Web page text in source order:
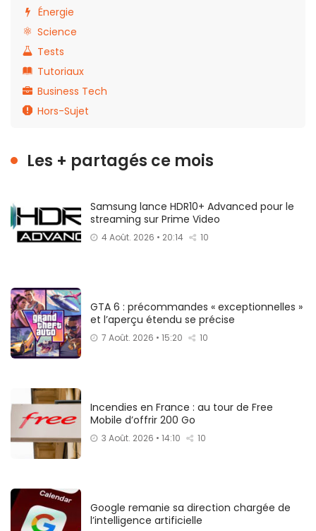
Énergie
Science
Tests
Tutoriaux
Business Tech
Hors-Sujet
Les + partagés ce mois
Samsung lance HDR10+ Advanced pour le
streaming sur Prime Video
4 Août. 2026 • 20:14 10
GTA 6 : précommandes « exceptionnelles »
et l’aperçu étendu se précise
7 Août. 2026 • 15:20 10
Incendies en France : au tour de Free
Mobile d’offrir 200 Go
3 Août. 2026 • 14:10 10
Google remanie sa direction chargée de
l’intelligence artificielle